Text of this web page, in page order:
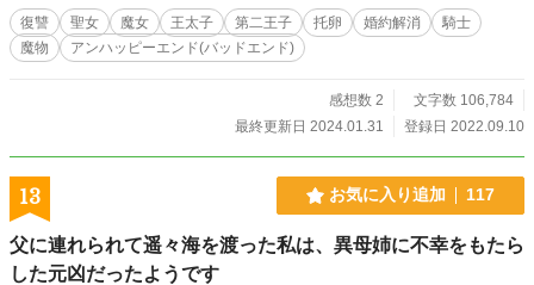
カさんだった。 コテンと首を傾げた私に彼女が頼んできたことは、第二王子
を救うことをだった。 彼女に同行して、城で私が見たものは…………
復讐 聖女 魔女 王太子 第二王子 托卵 婚約解消
騎士
魔物
アンハッピーエンド(バッドエンド)
感想数 2
文字数 106,784
最終更新日 2024.01.31
登録日 2022.09.10
13 お気に入り追加 117
父に連れられて遥々海を渡った私は、異母姉に不幸をもたら
した元凶だったようです